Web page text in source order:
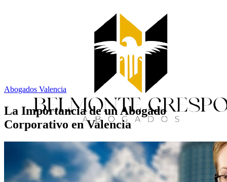
Inicio
Abogados Valencia
La Importancia de un Abogado
Corporativo en Valencia